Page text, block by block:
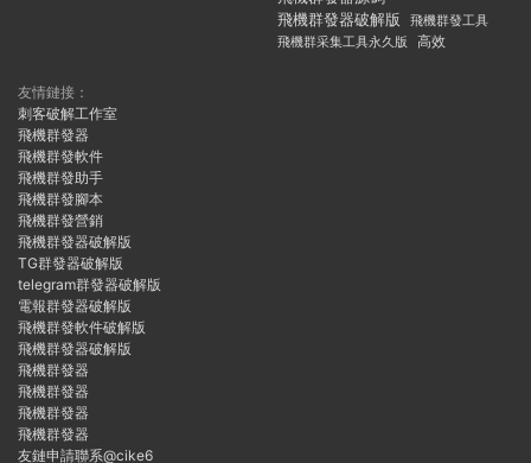
飛機群發器破解版
飛機群發工具
飛機群采集工具永久版
高效
友情鏈接：
刺客破解工作室
飛機群發器
飛機群發軟件
飛機群發助手
飛機群發腳本
飛機群發營銷
飛機群發器破解版
TG群發器破解版
telegram群發器破解版
電報群發器破解版
飛機群發軟件破解版
飛機群發器破解版
飛機群發器
飛機群發器
飛機群發器
飛機群發器
友鏈申請聯系@cike6